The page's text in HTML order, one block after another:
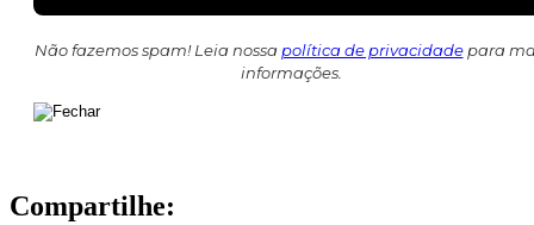
Não fazemos spam! Leia nossa política de privacidadepara
informações.
Compartilhe: